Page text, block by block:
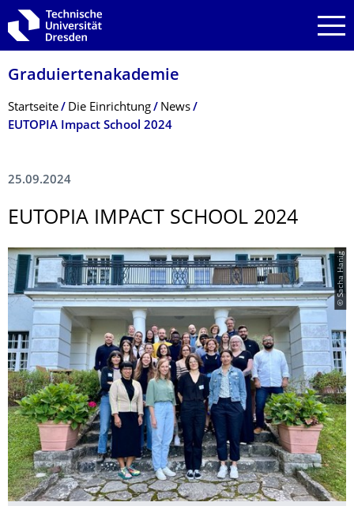
Zur Hauptnavigation springen
Zur Suche springen
Zum Inhalt springen
Graduiertenakade­mie
Breadcrumb-Menü
Startseite Die Einrichtung
News
EUTOPIA Impact School 2024
25.09.2024
EUTOPIA IMPACT SCHOOL 2024
© Sacha Hanig